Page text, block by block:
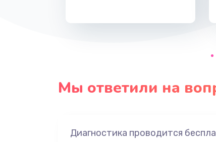
Мы ответили на
Диагностика проводится